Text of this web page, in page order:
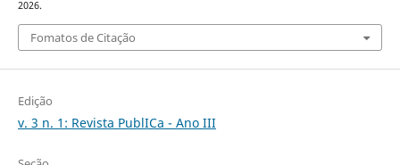
2026.
Fomatos de Citação
Edição
v. 3 n. 1: Revista PublICa - Ano III